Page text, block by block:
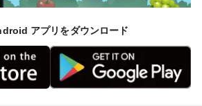
アプリをダウンロード